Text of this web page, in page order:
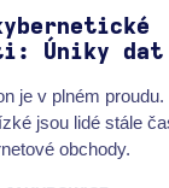
Úniky dat
je v plném proudu.
jsou lidé stále
obchody.